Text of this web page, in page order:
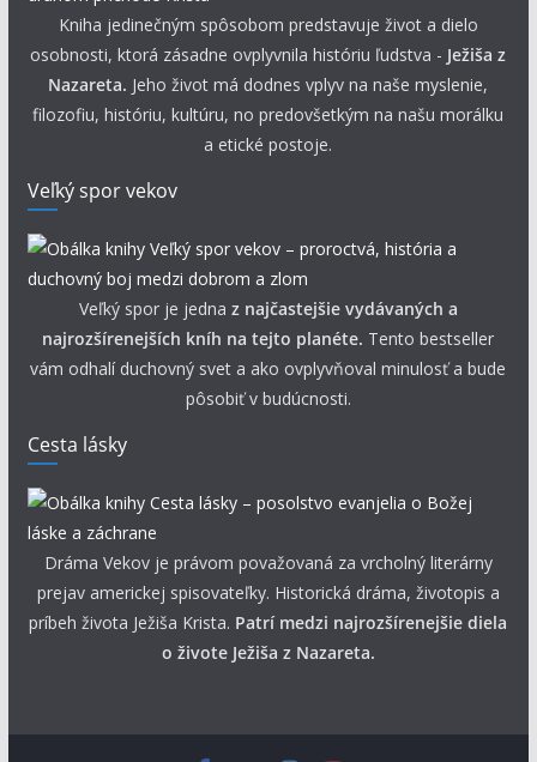
Kniha jedinečným spôsobom predstavuje život a dielo
osobnosti, ktorá zásadne ovplyvnila históriu ľudstva - Ježiša z
Nazareta. Jeho život má dodnes vplyv na naše myslenie,
filozofiu, históriu, kultúru, no predovšetkým na našu morálku
a etické postoje.
Veľký spor vekov
Veľký spor je jedna z najčastejšie vydávaných a
najrozšírenejších kníh na tejto planéte. Tento bestseller
vám odhalí duchovný svet a ako ovplyvňoval minulosť a bude
pôsobiť v budúcnosti.
Cesta lásky
Dráma Vekov je právom považovaná za vrcholný literárny
prejav americkej spisovateľky. Historická dráma, životopis a
príbeh života Ježiša Krista. Patrí medzi najrozšírenejšie diela
o živote Ježiša z Nazareta.